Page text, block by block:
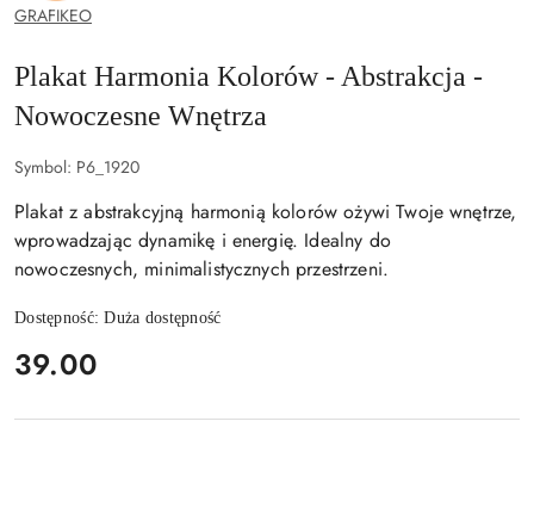
GRAFIKEO
Plakat Harmonia Kolorów - Abstrakcja -
Nowoczesne Wnętrza
Symbol: P6_1920
Plakat z abstrakcyjną harmonią kolorów ożywi Twoje wnętrze,
wprowadzając dynamikę i energię. Idealny do
nowoczesnych, minimalistycznych przestrzeni.
Dostępność:Duża dostępność
cena:
39.00